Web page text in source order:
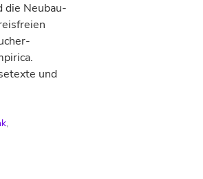
die Neubau­
und
,